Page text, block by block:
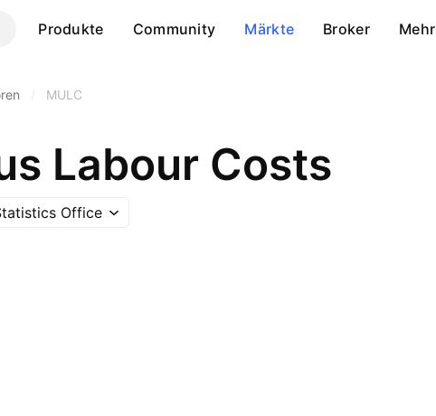
Produkte Community Märkte Broker Mehr
MULC
Labour Costs
Office